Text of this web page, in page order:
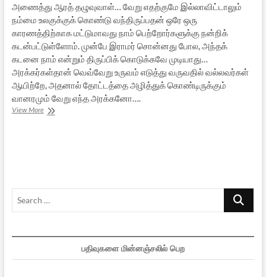
அணைத்து ஆரத் தழுவுவாள்… வேறு எதற்குமே இல்லாவிட்டாலும்
நம்மை உலகுக்குக் கொண்டு வந்திருப்பதன் ஒரே ஒரு
காரணத்திற்காக மட்டுமாவது நாம் பெற்றோர்களுக்கு நன்றிக்
கடன்பட்டுள்ளோம். முன்பே இராமர் சொன்னது போல, அந்தக்
கடனை நாம் என்றும் திருப்பிக் கொடுக்கவே முடியாது…
அரக்கர்கள்தான் வெவ்வேறு உருவம் எடுத்து வருவதில் வல்லவர்கள்
ஆயிற்றே, அதனால் தோட்டத்தை அழித்துக் கொண்டிருக்கும்
வானரமும் வேறு எந்த அரக்கனோ….
View Moreஇராமன்:
Search
பதிவுகளை மின்னஞ்சலில் பெற